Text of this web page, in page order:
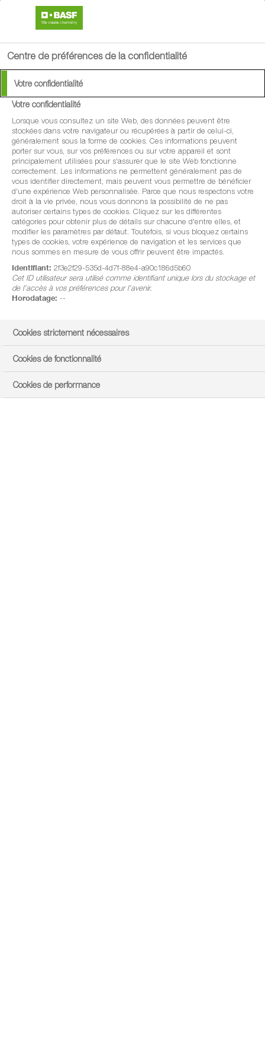
Available Languages:
français
italien
Avacco®
L'anti graminée généraliste très tolérant
pour toutes les céréales importantes
Centre de préférences de la confidentialité
Votre confidentialité
Votre confidentialité
Lorsque vous consultez un site Web, des données peuvent être
stockées dans votre navigateur ou récupérées à partir de celui-ci,
généralement sous la forme de cookies. Ces informations peuvent
porter sur vous, sur vos préférences ou sur votre appareil et sont
principalement utilisées pour s'assurer que le site Web fonctionne
correctement. Les informations ne permettent généralement pas de
vous identifier directement, mais peuvent vous permettre de bénéficier
d'une expérience Web personnalisée. Parce que nous respectons votre
droit à la vie privée, nous vous donnons la possibilité de ne pas
autoriser certains types de cookies. Cliquez sur les différentes
catégories pour obtenir plus de détails sur chacune d'entre elles, et
modifier les paramètres par défaut. Toutefois, si vous bloquez certains
types de cookies, votre expérience de navigation et les services que
nous sommes en mesure de vous offrir peuvent être impactés.
Identifiant: 2f3e2f29-535d-4d7f-88e4-a90c186d5b60
Cet ID utilisateur sera utilisé comme identifiant unique lors du stockage et
de l’accès à vos préférences pour l’avenir.
Horodatage: --
Cookies strictement nécessaires
Cookies de fonctionnalité
Cookies de performance